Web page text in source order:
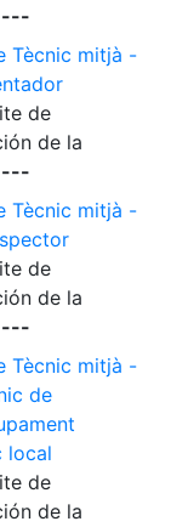
---
Tècnic mitjà -
de
de la
---
Tècnic mitjà -
de
de la
---
Tècnic mitjà -
de
local
de
de la